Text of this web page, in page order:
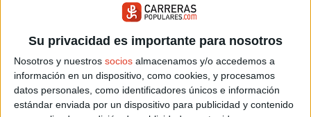
Su privacidad es importante para nosotros
Nosotros y nuestros socios almacenamos y/o accedemos a
información en un dispositivo, como cookies, y procesamos
datos personales, como identificadores únicos e información
estándar enviada por un dispositivo para publicidad y contenido
DESAYUNO NUTRICIóN CHEMA MARTíNEZ
HUEVO PROTEíNAS LáCTEOS
CALCULADORA MARATóN